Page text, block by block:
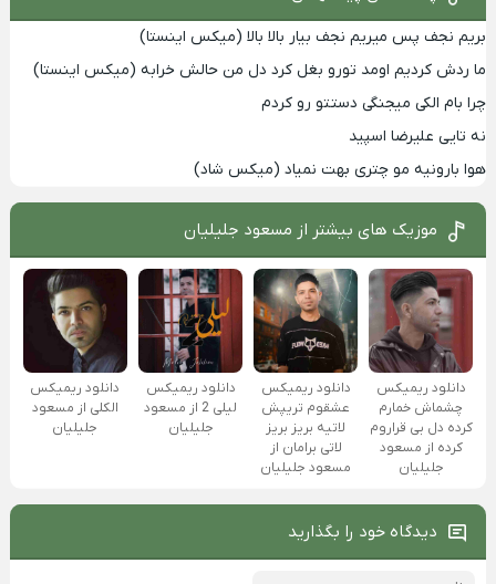
بریم نجف پس میریم نجف بیار بالا بالا (میکس اینستا)
ما ردش کردیم اومد تورو بغل کرد دل من حالش خرابه (میکس اینستا)
چرا بام الکی میجنگی دستتو رو کردم
نه تایی علیرضا اسپید
هوا بارونیه مو چتری بهت نمیاد (میکس شاد)
موزیک های بیشتر از مسعود جلیلیان
دانلود ریمیکس
چشماش خمارم
کرده دل بی قراروم
کرده از مسعود
جلیلیان
دانلود ریمیکس
عشقوم تریپش
لاتیه بریز بریز
لاتی برامان از
مسعود جلیلیان
دانلود ریمیکس
لیلی 2 از مسعود
جلیلیان
دانلود ریمیکس
الکلی از مسعود
جلیلیان
دیدگاه خود را بگذارید